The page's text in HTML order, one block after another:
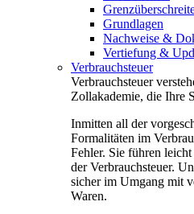
Grundlagen
Nachweise &
Vertiefung &
Verbrauchsteuer
Verbrauchsteuer
Zollakademie, die Ihre
Inmitten all der
Formalitäten im
Fehler. Sie führen
der Verbrauchsteuer.
sicher im Umgang mit
Waren.